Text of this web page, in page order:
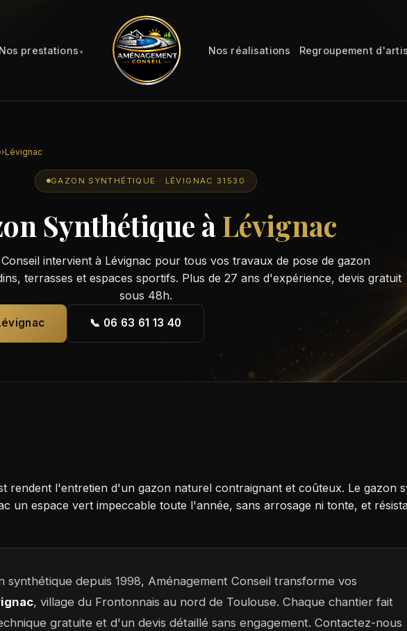
Nos prestations Nos réalisations Regroupement
›Lévignac
GAZON SYNTHÉTIQUE · LÉVIGNAC 31530
Synthétique àLévignac
intervient à Lévignac pour tous vos travaux de pose de gazon
terrasses et espaces sportifs. Plus de 27 ans d'expérience, devis gratuit
sous 48h.
📞 06 63 61 13 40
rendent l'entretien d'un gazon naturel contraignant et coûteux. Le gazon
un espace vert impeccable toute l'année, sans arrosage ni tonte, et
synthétique depuis 1998, Aménagement Conseil transforme vos
, village du Frontonnais au nord de Toulouse. Chaque chantier fait
gratuite et d'un devis détaillé sans engagement. Contactez-nous